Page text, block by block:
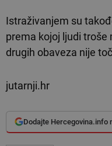
Istraživanjem su
prema kojoj ljudi troše
drugih obaveza nije
jutarnji.hr
Dodajte Hercegovina.info